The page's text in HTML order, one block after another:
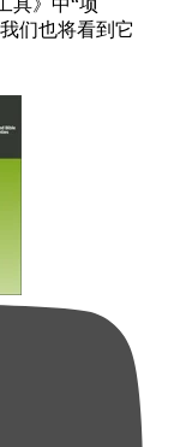
具》中“项
们也将看到它